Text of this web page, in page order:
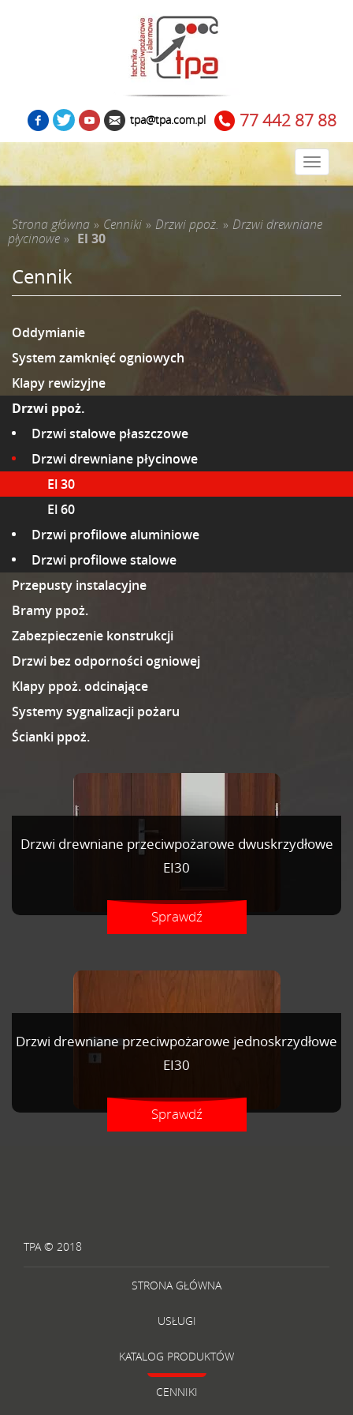
tpa@tpa.com.pl 77 442 87 88
Zwiń
menu
Strona główna » Cenniki » Drzwi ppoż. » Drzwi drewniane
płycinowe » El 30
Cennik
Oddymianie
System zamknięć ogniowych
Klapy rewizyjne
Drzwi ppoż.
Drzwi stalowe płaszczowe
Drzwi drewniane płycinowe
El 30
El 60
Drzwi profilowe aluminiowe
Drzwi profilowe stalowe
Przepusty instalacyjne
Bramy ppoż.
Zabezpieczenie konstrukcji
Drzwi bez odporności ogniowej
Klapy ppoż. odcinające
Systemy sygnalizacji pożaru
Ścianki ppoż.
Drzwi drewniane przeciwpożarowe dwuskrzydłowe
EI30
Sprawdź
Drzwi drewniane przeciwpożarowe jednoskrzydłowe
EI30
Sprawdź
TPA © 2018
STRONA GŁÓWNA
USŁUGI
KATALOG PRODUKTÓW
CENNIKI